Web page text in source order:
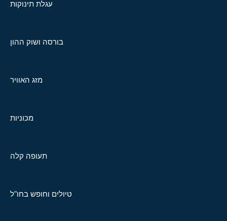
עגלת תינוקות
בורסה ושוק ההון
מזג האוויר
מכוניות
תעופה קלה
טיולים וחופש בחו"ל